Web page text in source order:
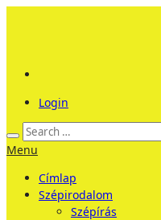
Login
Menu
Címlap
Szépirodalom
Szépírás